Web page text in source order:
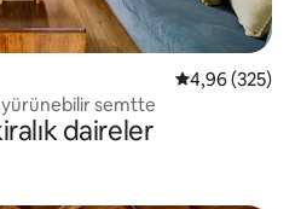
5 üzerinden
4,96 (325)
yürünebilir semtte
daireler